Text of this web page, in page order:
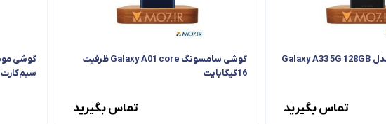
گوشی سامسونگ مدل Galaxy A33 5G 128GB
تماس بگیرید
گوشی سامسونگ Galaxy A01 core ظرفیت
16گیگابایت
تماس بگیرید